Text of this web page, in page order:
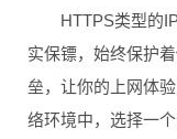
HTTPS类型的
实保镖，始终保护
垒，让你的上网体
络环境中，选择一